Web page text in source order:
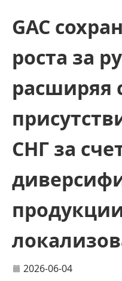
GAC
роста за
расширяя
СНГ за
2026-06-04